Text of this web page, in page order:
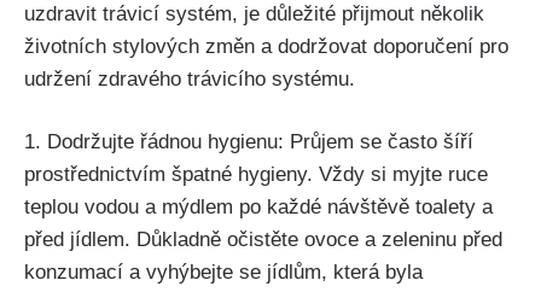
uzdravit trávicí systém, je důležité přijmout několik
životních stylových změn a⁣ dodržovat doporučení pro
udržení zdravého⁣ trávicího systému.
1. Dodržujte řádnou hygienu: Průjem se často šíří
prostřednictvím špatné hygieny. Vždy si myjte ruce
teplou vodou a mýdlem po každé návštěvě toalety a
před jídlem. Důkladně očistěte ovoce a zeleninu před
konzumací​ a vyhýbejte se jídlům, která ⁣byla